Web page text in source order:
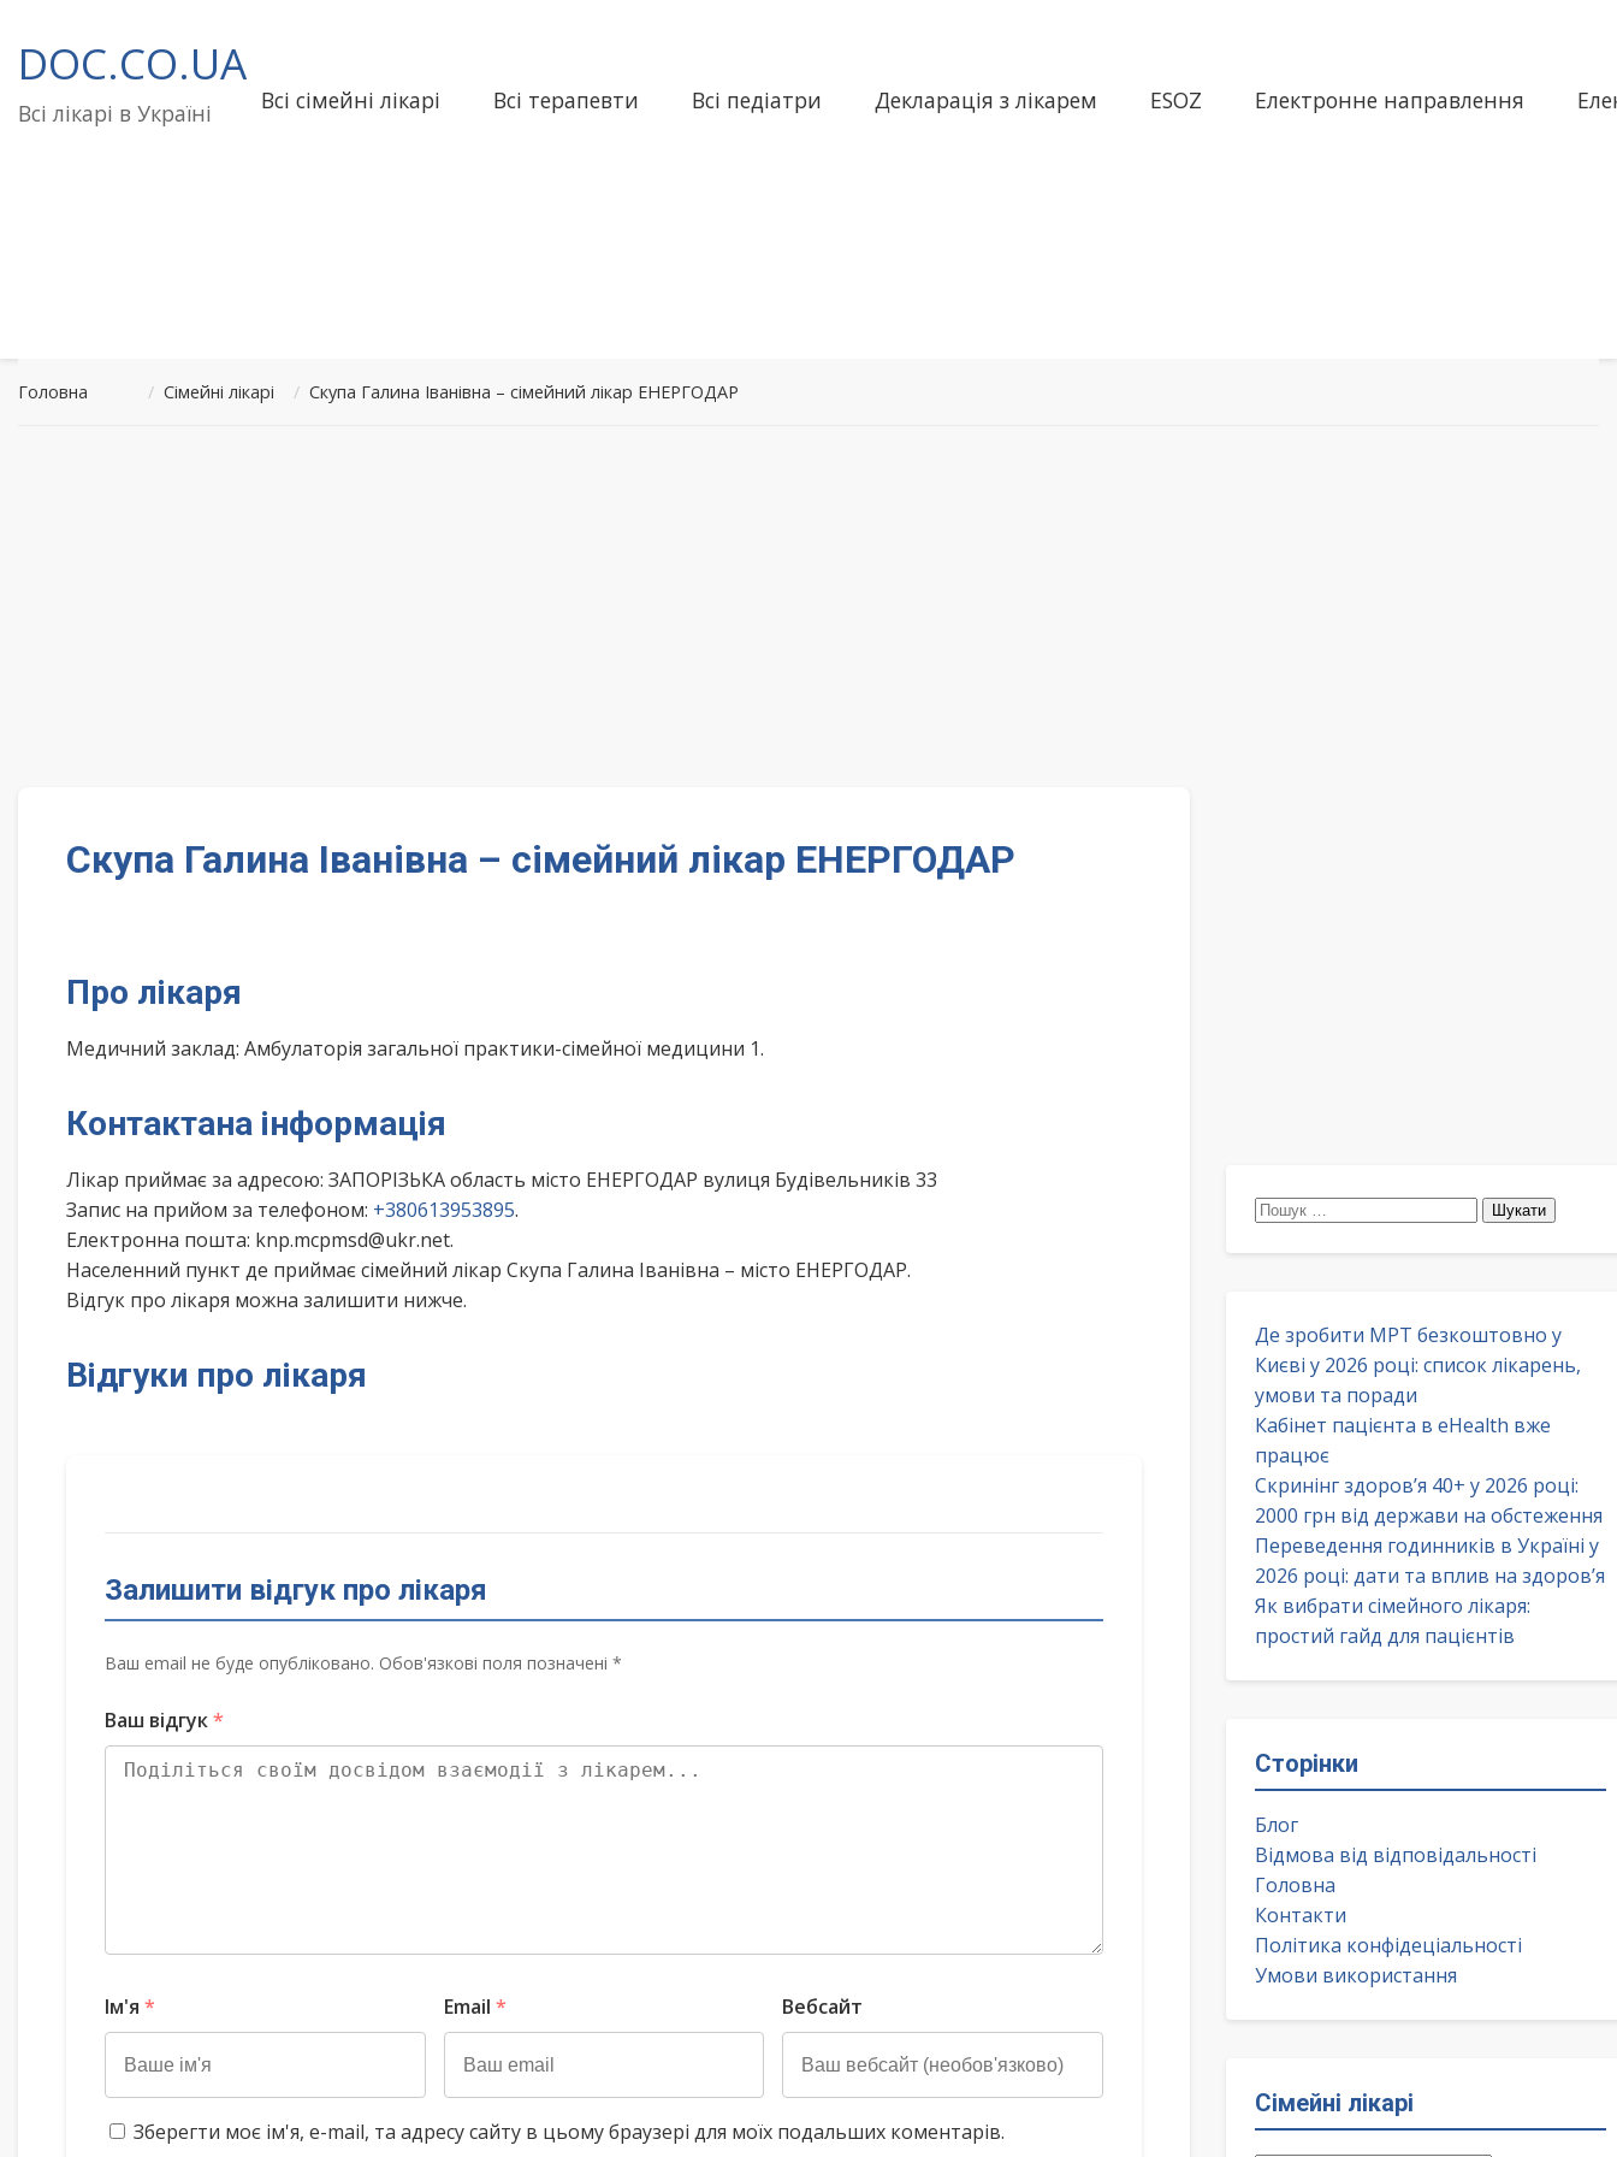
до
вмісту
DOC.CO.UA
Всі лікарі в Україні Всі сімейні лікарі Всі терапевти Всі педіатри Декларація з лікарем ESOZ Електронне направлення
Головна / Сімейні лікарі / Скупа Галина Іванівна – сімейний лікар ЕНЕРГОДАР
Скупа Галина Іванівна – сімейний лікар ЕНЕРГОДАР
Про лікаря
Медичний заклад: Амбулаторія загальної практики-сімейної медицини 1.
Контактана інформація
Лікар приймає за адресою: ЗАПОРІЗЬКА область місто ЕНЕРГОДАР вулиця Будівельників 33
Запис на прийом за телефоном: +380613953895.
Електронна пошта: knp.mcpmsd@ukr.net.
Населенний пункт де приймає сімейний лікар Скупа Галина Іванівна – місто ЕНЕРГОДАР.
Відгук про лікаря можна залишити нижче.
Відгуки про лікаря
Залишити відгук про лікаря
Ваш email не буде опубліковано. Обов'язкові поля позначені *
Ваш відгук*
Ім'я * Email * Вебсайт
Зберегти моє ім'я, e-mail, та адресу сайту в цьому браузері для моїх подальших коментарів.
Пошук:
Де зробити МРТ безкоштовно у
Києві у 2026 році: список лікарень,
умови та поради
Кабінет пацієнта в eHealth вже
працює
Скринінг здоров’я 40+ у 2026 році:
2000 грн від держави на обстеження
Переведення годинників в Україні у
2026 році: дати та вплив на здоров’я
Як вибрати сімейного лікаря:
простий гайд для пацієнтів
Сторінки
Блог
Відмова від відповідальності
Головна
Контакти
Політика конфідеціальності
Умови використання
Сімейні лікарі